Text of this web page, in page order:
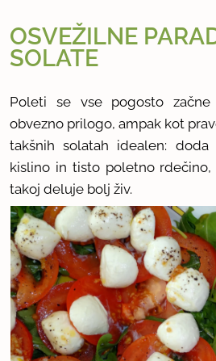
OSVEŽILNE
SOLATE
Poleti se vse pogosto
obvezno prilogo, ampak kot
takšnih solatah idealen: doda
kislino in tisto poletno rdečino,
takoj deluje bolj živ.